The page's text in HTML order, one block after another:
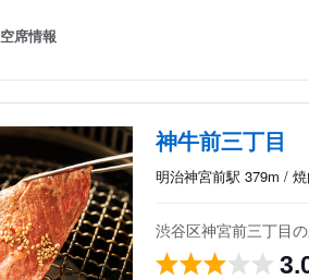
空席情報
神牛前三丁目
明治神宮前駅 379m /
渋谷区神宮前三丁目